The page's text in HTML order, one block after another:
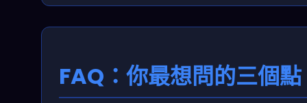
FAQ：你最想問的三個點